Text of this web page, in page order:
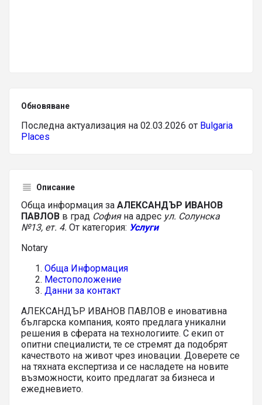
Обновяване
Последна актуализация на 02.03.2026 от Bulgaria
Places
Описание
Обща информация за АЛЕКСАНДЪР ИВАНОВ
ПАВЛОВ в град София на адрес ул. Солунска
№13, ет. 4. От категория: Услуги
Notary
Обща Информация
Местоположение
Данни за контакт
АЛЕКСАНДЪР ИВАНОВ ПАВЛОВ е иновативна
българска компания, която предлага уникални
решения в сферата на технологиите. С екип от
опитни специалисти, те се стремят да подобрят
качеството на живот чрез иновации. Доверете се
на тяхната експертиза и се насладете на новите
възможности, които предлагат за бизнеса и
ежедневието.